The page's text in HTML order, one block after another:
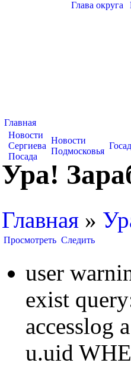
Глава округа
Главная
Новости
Сергиева
Посада
Новости
Подмосковья
Ура!
Главная »
Просмотреть Следить
user
exist
accesslog
u.uid